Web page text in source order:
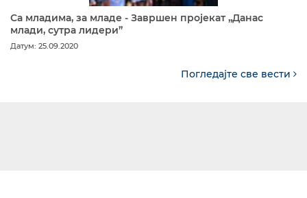
Са младима, за младе - Завршен пројекат „Данас
млади, сутра лидери”
Датум: 25.09.2020
Погледајте све вести